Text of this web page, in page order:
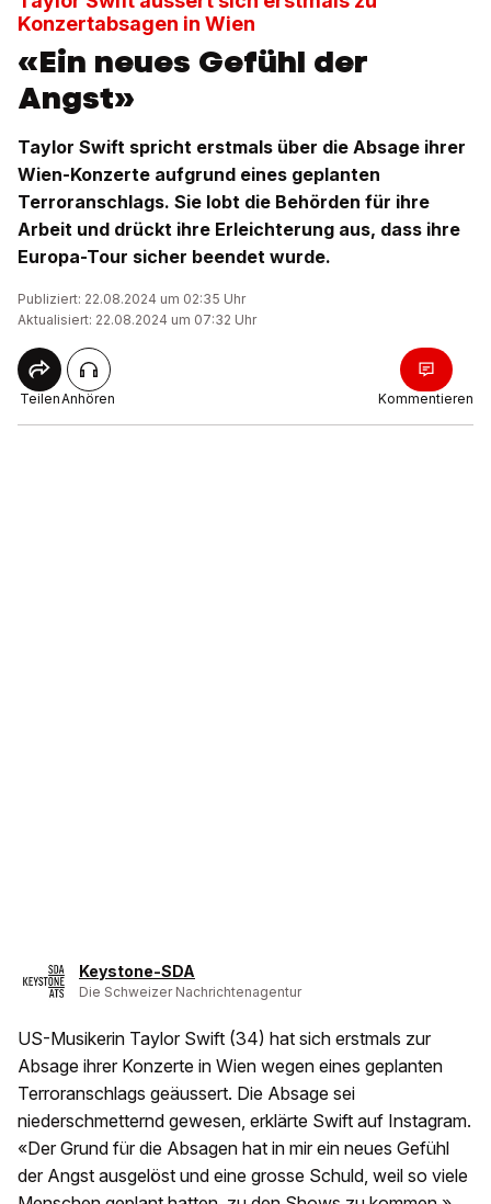
Konzertabsagen in Wien
«Ein neues Gefühl der
Angst»
Taylor Swift spricht erstmals über die Absage ihrer
Wien-Konzerte aufgrund eines geplanten
Terroranschlags. Sie lobt die Behörden für ihre
Arbeit und drückt ihre Erleichterung aus, dass ihre
Europa-Tour sicher beendet wurde.
Publiziert: 22.08.2024 um 02:35 Uhr
Aktualisiert: 22.08.2024 um 07:32 Uhr
TeilenAnhören Kommentieren
Keystone-SDA
Die Schweizer Nachrichtenagentur
US-Musikerin Taylor Swift (34) hat sich erstmals zur
Absage ihrer Konzerte in Wien wegen eines geplanten
Terroranschlags geäussert. Die Absage sei
niederschmetternd gewesen, erklärte Swift auf Instagram.
«Der Grund für die Absagen hat in mir ein neues Gefühl
der Angst ausgelöst und eine grosse Schuld, weil so viele